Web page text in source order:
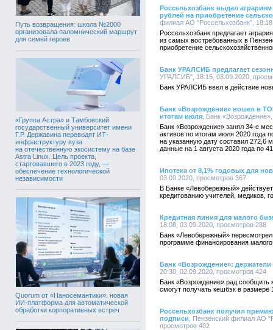
Путь возвращения: школа №2000
организовала паломнический маршрут
для семей героев
«Группа Астра» и Тамбовский
государственный университет имени
Г.Р. Державина переводят ИТ-
инфраструктуру вуза
на отечественную экосистему на базе
Astra Linux. Цель проекта,
стартовавшего в 2023 году, —
обеспечение технологической
независимости
Quorum от «Наносемантики»: новая
ИИ-платформа для автоматической
обработки корпоративных встреч
Россельхозбанк выдал
рублей на приобретение
филиал АО "Россельхозбанк",
Россельхозбанк предлагает
из самых востребованных в
приобретение
Банк УРАЛСИБ предлагает
УРАЛСИБ", 18:15, 03.09.2020,
Банк УРАЛСИБ ввел в действие
Банк «Возрождение» вошел в
итогам июля , Банк
Банк «Возрождение» занял 34-е
активов по итогам июля 2020 года
на указанную дату составил 272,6
данные на 1 августа 2020 года по
Ипотека от 8,1% годовых для
03.09.2020, просмотров 367
В Банке «Левобережный»
кредитованию учителей, медиков,
Кредитная линия для малого
18:08, 03.09.2020, просмотров 288
Банк «Левобережный»
программе финансирования
Банк «Возрождение»: держатели
20:30, 02.09.2020, просмотров 424
Банк «Возрождение» рад сообщить
смогут получать кешбэк в размере
Россельхозбанк получил
подписи , Пензенский филиал АО
просмотров 402